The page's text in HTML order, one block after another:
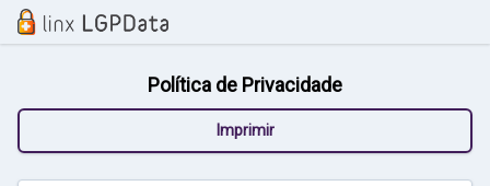
Política de Privacidade
Imprimir